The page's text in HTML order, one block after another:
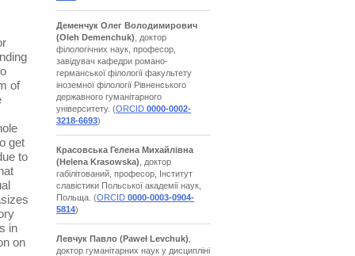
Деменчук Олег Володимирович
(Oleh Demenchuk) , доктор
філологічних наук, професор,
завідувач кафедри романо-
германської філології факультету
іноземної філології Рівненського
державного гуманітарного
університету. (ORCID 0000-0002-
3218-6693)
Красовська Гелена Михайлівна
(Helena Krasowska) , доктор
габілітований, професор, Інститут
славістики Польської академії наук,
Польща. (ORCID 0000-0003-0904-
5814)
Левчук Павло (Paweł Levchuk)
доктор гуманітарних наук у дисципліні
of
get
to
in
on